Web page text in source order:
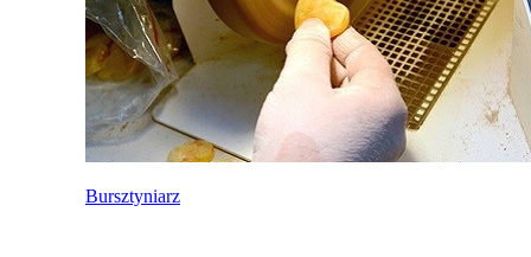
Bursztyniarz